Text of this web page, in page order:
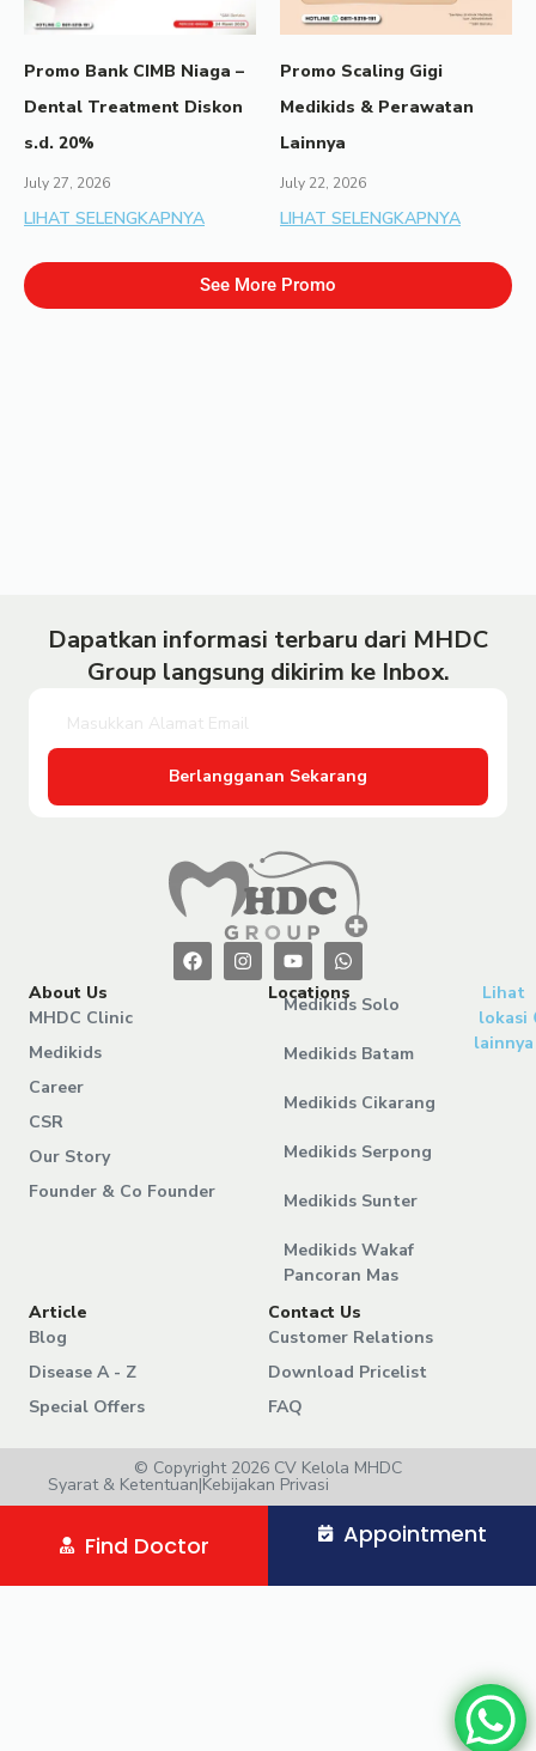
Promo Bank CIMB Niaga –
Dental Treatment Diskon
s.d. 20%
July 27, 2026
LIHAT SELENGKAPNYA
Promo Scaling Gigi
Medikids & Perawatan
Lainnya
July 22, 2026
LIHAT SELENGKAPNYA
See More Promo
Dapatkan informasi terbaru dari MHDC
Group langsung dikirim ke Inbox.
Berlangganan Sekarang
About Us
MHDC Clinic
Medikids
Career
CSR
Our Story
Founder & Co Founder
Locations
Medikids Solo
Medikids Batam
Medikids Cikarang
Medikids Serpong
Medikids Sunter
Medikids Wakaf
Pancoran Mas
Lihat
lokasi
lainnya
Article
Blog
Disease A - Z
Special Offers
Contact Us
Customer Relations
Download Pricelist
FAQ
© Copyright 2026 CV Kelola MHDC
Syarat & Ketentuan|Kebijakan Privasi
Find Doctor Appointment